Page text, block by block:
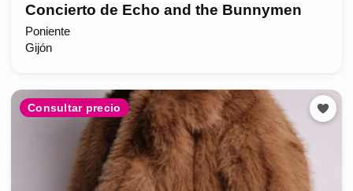
Concierto de Echo and the Bunnymen
Poniente
Gijón
Consultar precio